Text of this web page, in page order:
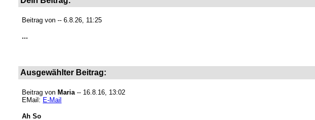
Beitrag von -- 6.8.26, 11:25
...
Ausgewählter Beitrag:
Beitrag von Maria-- 16.8.16, 13:02
EMail: E-Mail
Ah So